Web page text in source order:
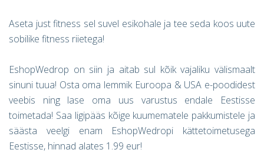
Aseta just fitness sel suvel esikohale ja tee seda koos uute
sobilike fitness riietega!
EshopWedrop on siin ja aitab sul kõik vajaliku välismaalt
sinuni tuua! Osta oma lemmik Euroopa & USA e-poodidest
veebis ning lase oma uus varustus endale Eestisse
toimetada! Saa ligipääs kõige kuumematele pakkumistele ja
säästa veelgi enam EshopWedropi kättetoimetusega
Eestisse, hinnad alates 1.99 eur!